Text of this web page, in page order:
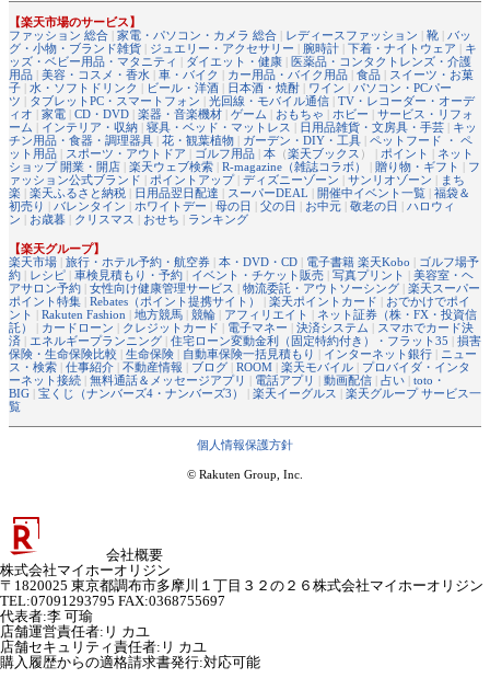
【楽天市場のサービス】
ファッション 総合 | 家電・パソコン・カメラ 総合 | レディースファッション | 靴 | バッ
グ・小物・ブランド雑貨 | ジュエリー・アクセサリー | 腕時計 | 下着・ナイトウェア | キ
ッズ・ベビー用品・マタニティ | ダイエット・健康 | 医薬品・コンタクトレンズ・介護
用品 | 美容・コスメ・香水 | 車・バイク | カー用品・バイク用品 | 食品 | スイーツ・お菓
子 | 水・ソフトドリンク | ビール・洋酒 | 日本酒・焼酎 | ワイン | パソコン・PCパー
ツ | タブレットPC・スマートフォン | 光回線・モバイル通信 | TV・レコーダー・オーデ
ィオ | 家電 | CD・DVD | 楽器・音楽機材 | ゲーム | おもちゃ | ホビー | サービス・リフォ
ーム | インテリア・収納 | 寝具・ベッド・マットレス | 日用品雑貨・文房具・手芸 | キッ
チン用品・食器・調理器具 | 花・観葉植物 | ガーデン・DIY・工具 | ペットフード ・ ペ
ット用品 | スポーツ・アウトドア | ゴルフ用品 | 本 （楽天ブックス ） | ポイント | ネット
ショップ 開業・開店 | 楽天ウェブ検索 | R-magazine（雑誌コラボ） | 贈り物・ギフト | フ
ァッション公式ブランド | ポイントアップ| ディズニーゾーン | サンリオゾーン | まち
楽 | 楽天ふるさと納税 | 日用品翌日配達 | スーパーDEAL | 開催中イベント一覧 | 福袋＆
初売り | バレンタイン | ホワイトデー | 母の日 | 父の日 | お中元 | 敬老の日 | ハロウィ
ン | お歳暮 | クリスマス | おせち | ランキング
【楽天グループ】
楽天市場 | 旅行・ホテル予約・航空券 | 本・DVD・CD | 電子書籍 楽天Kobo | ゴルフ場予
約 | レシピ | 車検見積もり・予約 | イベント・チケット販売 | 写真プリント | 美容室・ヘ
アサロン予約 | 女性向け健康管理サービス | 物流委託・アウトソーシング | 楽天スーパー
ポイント特集 | Rebates（ポイント提携サイト） | 楽天ポイントカード | おでかけでポイ
ント | Rakuten Fashion | 地方競馬 | 競輪 | アフィリエイト | ネット証券（株・FX・投資信
託）
| カードローン | クレジットカード | 電子マネー | 決済システム | スマホでカード決
済 | エネルギープランニング | 住宅ローン変動金利（固定特約付き）・フラット35 | 損害
保険・生命保険比較 | 生命保険 | 自動車保険一括見積もり | インターネット銀行 | ニュー
ス・検索 | 仕事紹介 | 不動産情報 | ブログ | ROOM | 楽天モバイル | プロバイダ・インタ
ーネット接続 | 無料通話＆メッセージアプリ | 電話アプリ | 動画配信 | 占い | toto・
BIG | 宝くじ（ナンバーズ4・ナンバーズ3） | 楽天イーグルス | 楽天グループ サービス一
覧
個人情報保護方針
© Rakuten Group, Inc.
会社概要
株式会社マイホーオリジン
〒1820025 東京都調布市多摩川１丁目３２の２６株式会社マイホーオリジン
TEL:07091293795 FAX:0368755697
代表者:李 可瑜
店舗運営責任者: リ カユ
店舗セキュリティ責任者: リ カユ
購入履歴からの適格請求書発行:対応可能